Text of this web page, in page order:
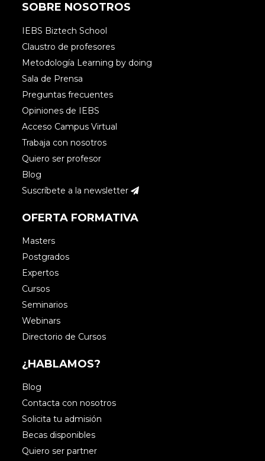
SOBRE NOSOTROS
IEBS Biztech School
Claustro de profesores
Metodología Learning by doing
Sala de Prensa
Preguntas frecuentes
Opiniones de IEBS
Acceso Campus Virtual
Trabaja con nosotros
Quiero ser profesor
Blog
Suscríbete a la newsletter
OFERTA FORMATIVA
Masters
Postgrados
Expertos
Cursos
Seminarios
Webinars
Directorio de Cursos
¿HABLAMOS?
Blog
Contacta con nosotros
Solicita tu admisión
Becas disponibles
Quiero ser partner